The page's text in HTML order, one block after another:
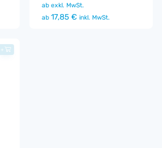
ab exkl. MwSt.
ab 17,85 € inkl. MwSt.
+